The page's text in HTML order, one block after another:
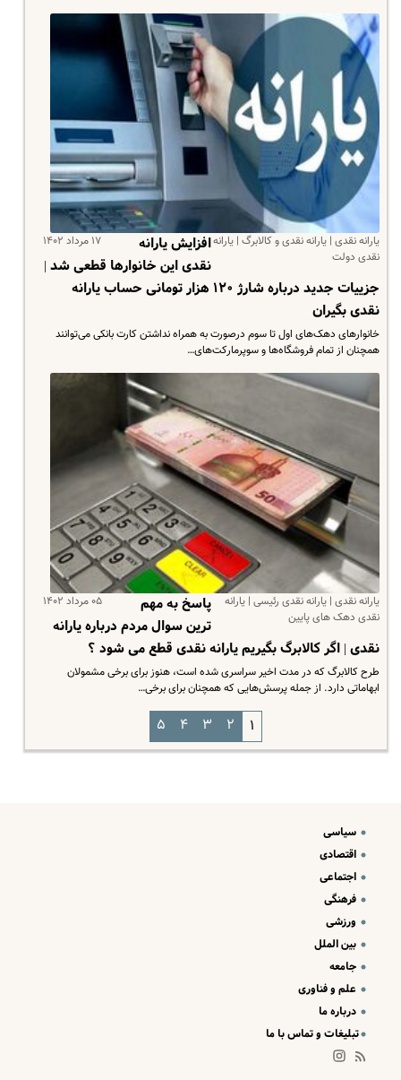
یارانه نقدی | یارانه نقدی و کالابرگ | یارانه
نقدی دولت
۱۷ مرداد ۱۴۰۲
افزایش یارانه
نقدی این خانوارها قطعی شد |
جزییات جدید درباره شارژ ۱۲۰ هزار تومانی حساب یارانه
نقدی بگیران
خانوارهای دهک‌های اول تا سوم درصورت به همراه نداشتن کارت بانکی می‌توانند
همچنان از تمام فروشگاه‌ها و سوپرمارکت‌های…
یارانه نقدی | یارانه نقدی رئیسی | یارانه
نقدی دهک های پایین
۰۵ مرداد ۱۴۰۲
پاسخ به مهم
ترین سوال مردم درباره یارانه
نقدی | اگر کالابرگ بگیریم یارانه نقدی قطع می شود ؟
طرح کالابرگ که در مدت اخیر سراسری شده است، هنوز برای برخی مشمولان
ابهاماتی دارد. از جمله پرسش‌هایی که همچنان برای برخی…
۱ ۲ ۳ ۴ ۵
سیاسی
اقتصادی
اجتماعی
فرهنگی
ورزشی
بین الملل
جامعه
علم و فناوری
درباره ما
تبلیغات و تماس با ما